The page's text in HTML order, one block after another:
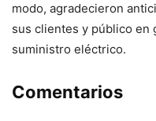
modo, agradecieron
sus clientes y público en
suministro eléctrico.
Comentarios